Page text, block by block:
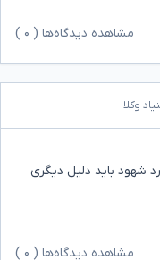
مشاهده دیدگاه‌ها ( ۰
وکلا
شهود باید دلیل دیگری
مشاهده دیدگاه‌ها ( ۰